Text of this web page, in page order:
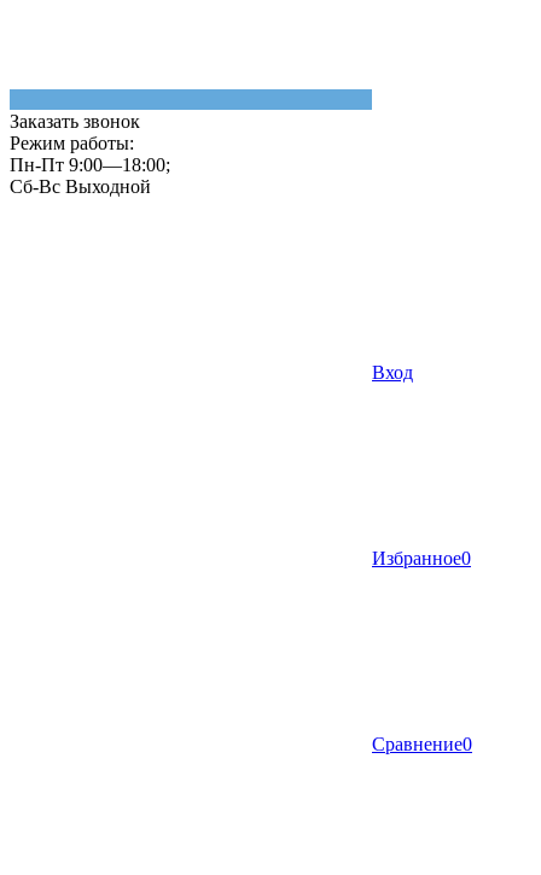
Заказать звонок
Режим работы:
Пн-Пт 9:00—18:00;
Сб-Вс Выходной
Вход
Избранное0
Сравнение0